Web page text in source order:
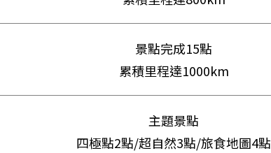
景點完成15點
累積里程達1000km
主題景點
四極點2點/超自然3點/旅食地圖4點